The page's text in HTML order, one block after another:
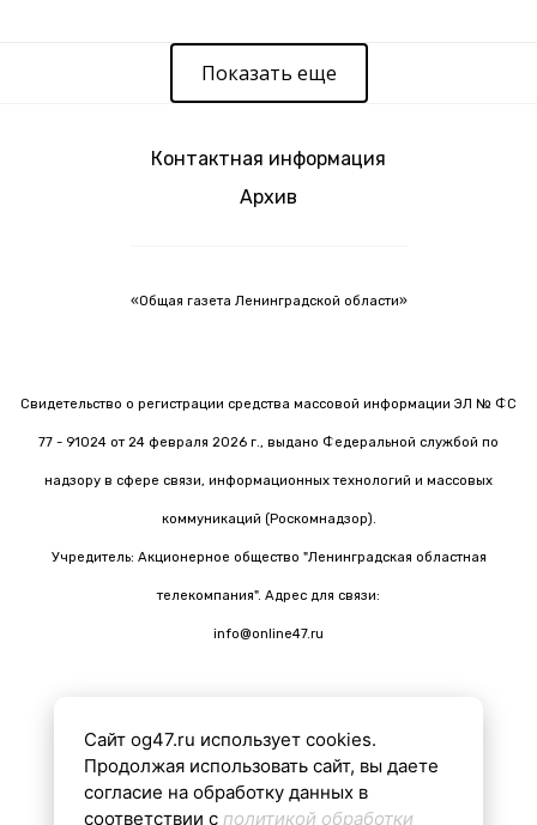
Показать еще
Контактная информация
Архив
«Общая газета Ленинградской области»
Свидетельство о регистрации средства массовой информации ЭЛ № ФС
77 - 91024 от 24 февраля 2026 г., выдано Федеральной службой по
надзору в сфере связи, информационных технологий и массовых
коммуникаций (Роскомнадзор).
Учредитель: Акционерное общество "Ленинградская областная
телекомпания". Адрес для связи:
info@online47.ru
Все материалы на сайте подготовлены с помощью ИИ
Сайт og47.ru использует cookies.
Продолжая использовать сайт, вы даете
согласие на обработку данных в
соответствии с политикой обработки